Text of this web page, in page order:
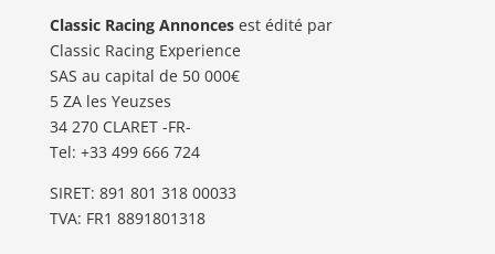
Classic Racing Annoncesest édité par
Classic Racing Experience
SAS au capital de 50 000€
5 ZA les Yeuzses
34 270 CLARET -FR-
Tel: ‭+33 499 666 724‬
SIRET: 891 801 318 00033
TVA: FR1 8891801318